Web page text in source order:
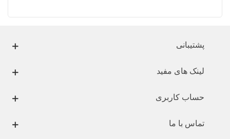
پشتیبانی
لینک های مفید
حساب کاربری
تماس با ما